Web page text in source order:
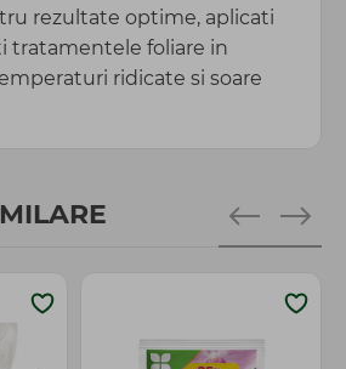
rezultate optime, aplicati
tratamentele foliare in
ridicate si soare